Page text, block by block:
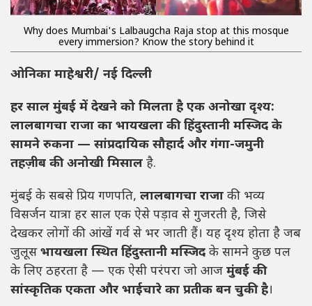
Why does Mumbai's Lalbaugcha Raja stop at this mosque
every immersion? Know the story behind it
ओनिका माहेश्वरी/ नई दिल्ली
हर साल मुंबई में देखने को मिलता है एक अनोखा दृश्य:
लालबागचा राजा का भायखला की हिंदुस्तानी मस्जिद के
सामने रुकना — सांप्रदायिक सौहार्द और गंगा-जमुनी
तहज़ीब की अनोखी मिसाल है.
मुंबई के सबसे प्रिय गणपति, लालबागचा राजा की भव्य
विसर्जन यात्रा हर साल एक ऐसे पड़ाव से गुजरती है, जिसे
देखकर लोगों की आंखें गर्व से भर जाती हैं। यह दृश्य होता है जब
जुलूसभायखला स्थित हिंदुस्तानी मस्जिद के सामने कुछ पल
के लिए ठहरता है — एक ऐसी परंपरा जो आज मुंबई की
सांस्कृतिक एकता और भाईचारे का प्रतीक बन चुकी है।